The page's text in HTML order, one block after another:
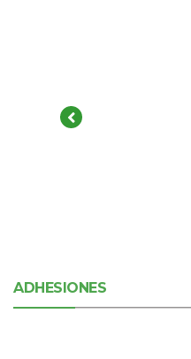
ADHESIONES